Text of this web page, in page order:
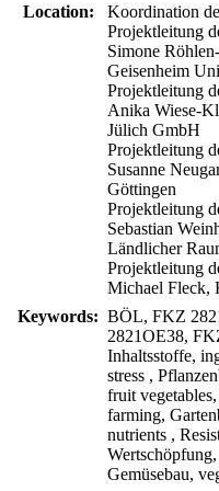
Location:
Koordination
Projektleitung
Simone
Geisenheim
Projektleitung
Anika Wiese-
Jülich GmbH
Projektleitung
Susanne
Göttingen
Projektleitung
Sebastian
Ländlicher
Projektleitung
Michael Fleck,
Keywords: BÖL, FKZ
2821OE38,
Inhaltsstoffe,
stress ,
fruit
farming,
nutrients ,
Gemüsebau,